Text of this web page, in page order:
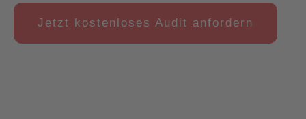
Jetzt kostenloses Audit anfordern